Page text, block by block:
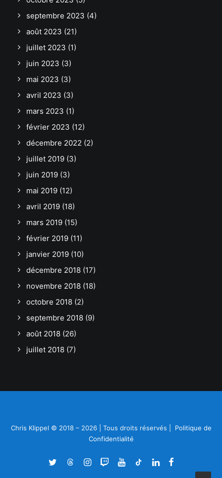
septembre 2023 (4)
août 2023 (21)
juillet 2023 (1)
juin 2023 (3)
mai 2023 (3)
avril 2023 (3)
mars 2023 (1)
février 2023 (12)
décembre 2022 (2)
juillet 2019 (3)
juin 2019 (3)
mai 2019 (12)
avril 2019 (18)
mars 2019 (15)
février 2019 (11)
janvier 2019 (10)
décembre 2018 (17)
novembre 2018 (18)
octobre 2018 (2)
septembre 2018 (9)
août 2018 (26)
juillet 2018 (7)
Chris Klippel © 2018 – 2026 | Tous droits réservés | Politique de
Confidentialité